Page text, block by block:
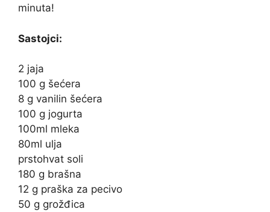
minuta!
Sastojci:
2 jaja
100 g šećera
8 g vanilin šećera
100 g jogurta
100ml mleka
80ml ulja
prstohvat soli
180 g brašna
12 g praška za pecivo
50 g grožđica